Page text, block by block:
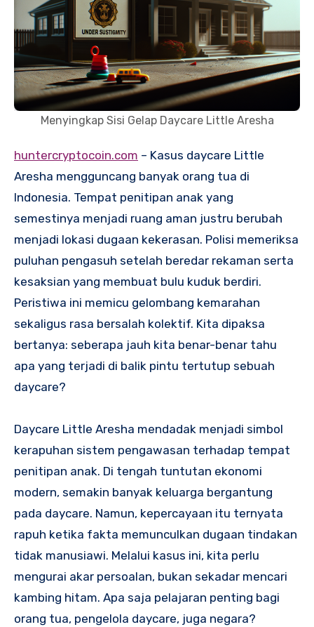
Menyingkap Sisi Gelap Daycare Little Aresha
huntercryptocoin.com – Kasus daycare Little
Aresha mengguncang banyak orang tua di
Indonesia. Tempat penitipan anak yang
semestinya menjadi ruang aman justru berubah
menjadi lokasi dugaan kekerasan. Polisi memeriksa
puluhan pengasuh setelah beredar rekaman serta
kesaksian yang membuat bulu kuduk berdiri.
Peristiwa ini memicu gelombang kemarahan
sekaligus rasa bersalah kolektif. Kita dipaksa
bertanya: seberapa jauh kita benar-benar tahu
apa yang terjadi di balik pintu tertutup sebuah
daycare?
Daycare Little Aresha mendadak menjadi simbol
kerapuhan sistem pengawasan terhadap tempat
penitipan anak. Di tengah tuntutan ekonomi
modern, semakin banyak keluarga bergantung
pada daycare. Namun, kepercayaan itu ternyata
rapuh ketika fakta memunculkan dugaan tindakan
tidak manusiawi. Melalui kasus ini, kita perlu
mengurai akar persoalan, bukan sekadar mencari
kambing hitam. Apa saja pelajaran penting bagi
orang tua, pengelola daycare, juga negara?